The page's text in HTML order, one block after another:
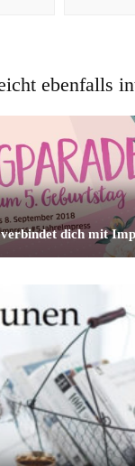
ebenfalls
dich mit